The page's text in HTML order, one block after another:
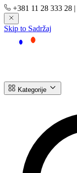
+381 11 28 333 28 |
Skip to Sadržaj
Kategorije